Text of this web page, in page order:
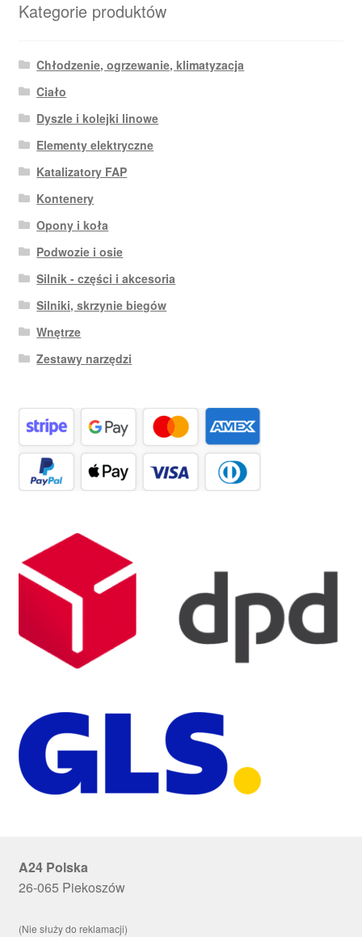
Kategorie produktów
Chłodzenie, ogrzewanie, klimatyzacja
Ciało
Dyszle i kolejki linowe
Elementy elektryczne
Katalizatory FAP
Kontenery
Opony i koła
Podwozie i osie
Silnik - części i akcesoria
Silniki, skrzynie biegów
Wnętrze
Zestawy narzędzi
A24 Polska
26-065 Piekoszów
(Nie służy do reklamacji)